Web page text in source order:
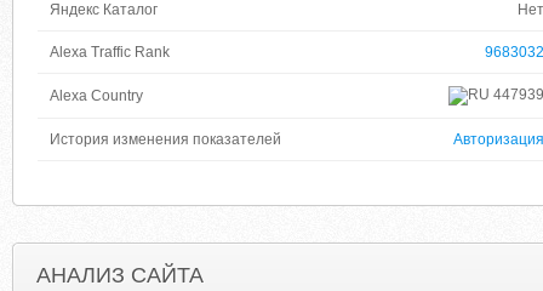
Яндекс Каталог Нет
Alexa Traffic Rank 9683032
Alexa Country 447939
История изменения показателей Авторизация
АНАЛИЗ САЙТА